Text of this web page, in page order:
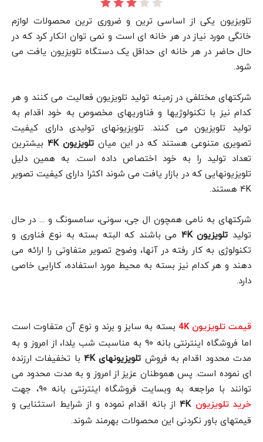
تلویزیون یکی از اساسی ترین و ضروری ترین محصولات لوازم
خانگی مورد نیاز در هر خانه ای است و نمی توان انکار کرد که در
حال حاضر در هر خانه ای حداقل یک دستگاه تلویزیون یافت می
شود.
شرکتهای مختلفی در زمینه تولید تلویزیون فعالیت می کنند و هر
کدام نیز با تکنولوژیها و فناوریهای مخصوص به خود اقدام به
تولید تلویزیون می کنند. تلویزیونهای تولیدی دارای کیفیت
تصویری متنوعی هستند که در این میانتلویزیون4K بیشترین
تعداد تولید را به خود اختصاص داده است. به همین دلیل
تلویزیونهایی که در بازار یافت می شوند اکثرا دارای کیفیت تصویر
4K هستند.
شرکتهای به نامی همچون ال جی، سونی، سامسونگ و … در حال
تولید تلویزیون4K می باشند که البته بسته به نوع فناوری و
تکنولوژی به کار رفته در آنها، وضوح تصویر متفاوتی را ارائه می
دهند و هر کدام نیز بسته به محیط مورد استفاده، کارایی خاصی
دارد.
قیمت تلویزیون4K بسته به سایز و برند و نوع آن متفاوت است
اما فروشگاه اینترنتی بانه ۹۰ به مناسبت شب یلدا، از امروز و به
مدت محدود اقدام به فروش تلویزیونهای4K با تخفیفات ارزنده
ای نموده است. پس هموطنان عزیز از امروز و به مدت محدود می
توانند با مراجعه به وبسایت فروشگاه اینترنتی بانه ۹۰، جهت
خرید تلویزیون 4Kاز بانه اقدام نموده و از شرایط استثنایی و
قیمتهای باور نکردنی این محصولات بهرمند شوند.